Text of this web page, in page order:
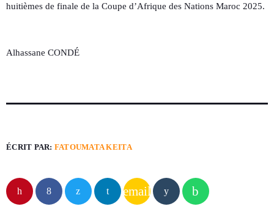
huitièmes de finale de la Coupe d’Afrique des Nations Maroc 2025.
Alhassane CONDÉ
ÉCRIT PAR: FATOUMATA KEITA
email